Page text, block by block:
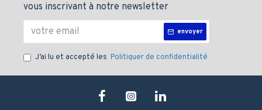
vous inscrivant à notre newsletter
envoyer
J’ai lu et accepté les Politiquer de confidentialité